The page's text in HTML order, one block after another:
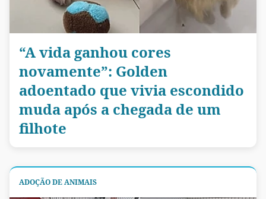
“A vida ganhou cores
novamente”: Golden
adoentado que vivia escondido
muda após a chegada de um
filhote
ADOÇÃO DE ANIMAIS